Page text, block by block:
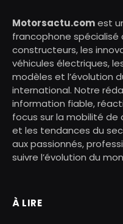
Motorsactu.comest
francophone spécialisé
constructeurs, les
véhicules électriques,
modèles et l’évolution
international. Notre
information fiable,
focus sur la mobilité de
et les tendances du
aux passionnés,
suivre l’évolution du
À LIRE